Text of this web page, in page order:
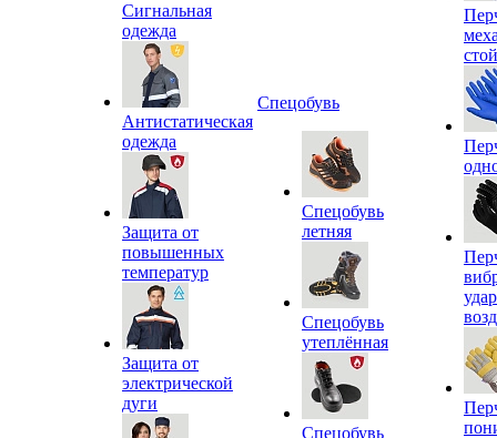
Сигнальная
одежда
Антистатическая
одежда
Защита от
повышенных
температур
Защита от
электрической
дуги
Спецобувь
Спецобувь
летняя
Спецобувь
утеплённая
Спецобувь